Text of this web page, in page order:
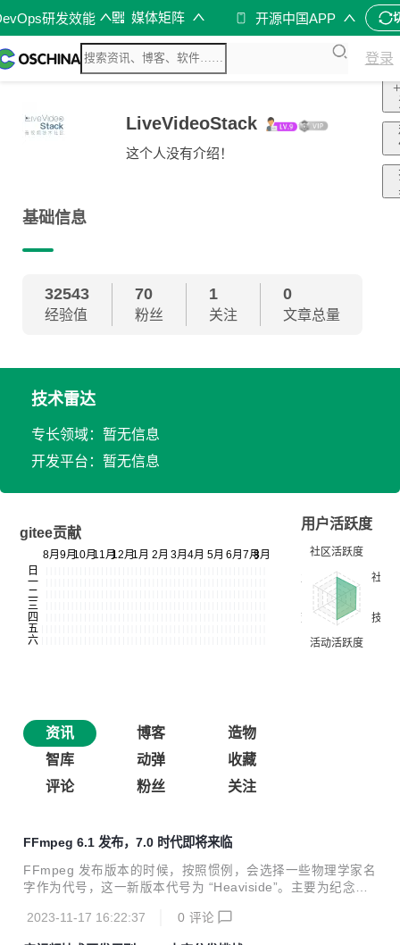
研发效能 媒体矩阵 开源中国APP
登录
LiveVideoStack
这个人没有介绍！
基础信息
32543
经验值
70
粉丝
1
关注
0
文章总量
技术雷达
专长领域：暂无信息
开发平台：暂无信息
gitee贡献
用户活跃度
资讯 博客
造物
智库
动弹
收藏
评论
粉丝 关注
FFmpeg 6.1 发布，7.0 时代即将来临
FFmpeg 发布版本的时候，按照惯例，会选择一些物理学家名
字作为代号，这一新版本代号为 “Heaviside”。主要为纪念伟
e)。
2023-11-17 16:22:37 0 评论